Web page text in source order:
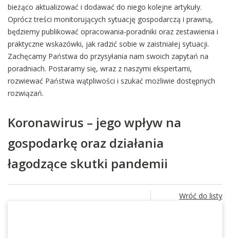
bieżąco aktualizować i dodawać do niego kolejne artykuły.
Oprócz treści monitorujących sytuację gospodarczą i prawną,
będziemy publikować opracowania-poradniki oraz zestawienia i
praktyczne wskazówki, jak radzić sobie w zaistniałej sytuacji.
Zachęcamy Państwa do przysyłania nam swoich zapytań na
poradniach. Postaramy się, wraz z naszymi ekspertami,
rozwiewać Państwa wątpliwości i szukać możliwie dostępnych
rozwiązań.
Koronawirus – jego wpływ na
gospodarkę oraz działania
łagodzące skutki pandemii
Wróć do listy